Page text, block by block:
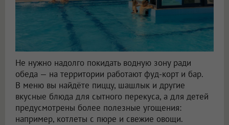
Не нужно надолго покидать водную зону ради
обеда — на территории работают фуд-корт и бар.
В меню вы найдёте пиццу, шашлык и другие
вкусные блюда для сытного перекуса, а для детей
предусмотрены более полезные угощения:
например, котлеты с пюре и свежие овощи.